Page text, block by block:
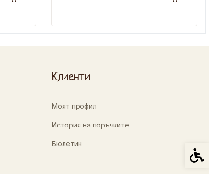
Клиенти
Моят профил
История на поръчките
Бюлетин